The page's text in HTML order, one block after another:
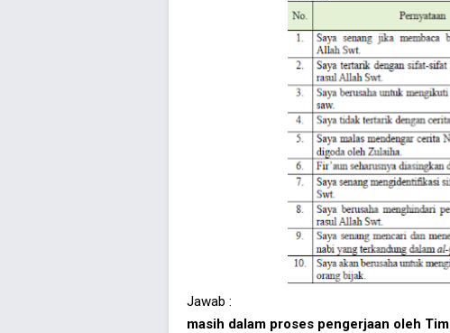
Jawab :
masih dalam proses pengerjaan oleh Tim